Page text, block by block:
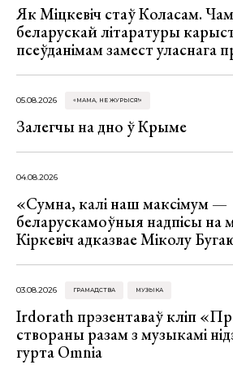
Як Міцкевіч стаў Коласам.
беларускай літаратуры
псеўданімам замест уласнага
05.08.2026 «МАМА, НЕ ЖУРЫСЯ!»
Залегчы на дно ў Крыме
04.08.2026
«Сумна, калі наш максімум —
беларускамоўныя надпісы на
Кіркевіч адказвае Міколу
03.08.2026 ГРАМАДСТВА МУЗЫКА
Irdorath прэзентаваў кліп
створаны разам з музыкамі
гурта Omnia